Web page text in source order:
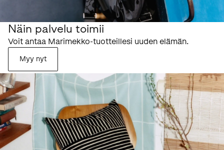
Näin palvelu toimii
Voit antaa Marimekko-tuotteillesi uuden elämän.
Myy nyt